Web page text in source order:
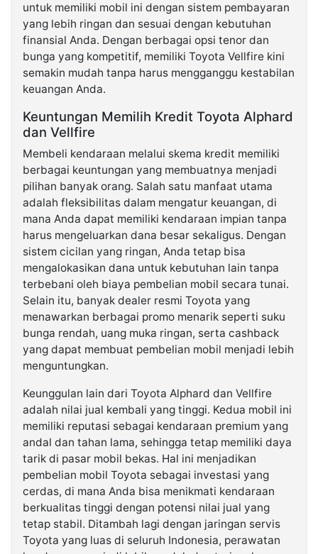
untuk memiliki mobil ini dengan sistem pembayaran
yang lebih ringan dan sesuai dengan kebutuhan
finansial Anda. Dengan berbagai opsi tenor dan
bunga yang kompetitif, memiliki Toyota Vellfire kini
semakin mudah tanpa harus mengganggu kestabilan
keuangan Anda.
Keuntungan Memilih Kredit Toyota Alphard
dan Vellfire
Membeli kendaraan melalui skema kredit memiliki
berbagai keuntungan yang membuatnya menjadi
pilihan banyak orang. Salah satu manfaat utama
adalah fleksibilitas dalam mengatur keuangan, di
mana Anda dapat memiliki kendaraan impian tanpa
harus mengeluarkan dana besar sekaligus. Dengan
sistem cicilan yang ringan, Anda tetap bisa
mengalokasikan dana untuk kebutuhan lain tanpa
terbebani oleh biaya pembelian mobil secara tunai.
Selain itu, banyak dealer resmi Toyota yang
menawarkan berbagai promo menarik seperti suku
bunga rendah, uang muka ringan, serta cashback
yang dapat membuat pembelian mobil menjadi lebih
menguntungkan.
Keunggulan lain dari Toyota Alphard dan Vellfire
adalah nilai jual kembali yang tinggi. Kedua mobil ini
memiliki reputasi sebagai kendaraan premium yang
andal dan tahan lama, sehingga tetap memiliki daya
tarik di pasar mobil bekas. Hal ini menjadikan
pembelian mobil Toyota sebagai investasi yang
cerdas, di mana Anda bisa menikmati kendaraan
berkualitas tinggi dengan potensi nilai jual yang
tetap stabil. Ditambah lagi dengan jaringan servis
Toyota yang luas di seluruh Indonesia, perawatan